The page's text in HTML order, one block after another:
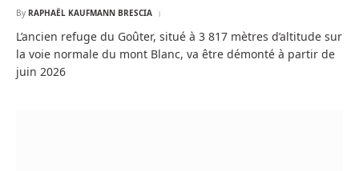
By RAPHAËL KAUFMANN BRESCIA
L’ancien refuge du Goûter, situé à 3 817 mètres d’altitude sur
la voie normale du mont Blanc, va être démonté à partir de
juin 2026